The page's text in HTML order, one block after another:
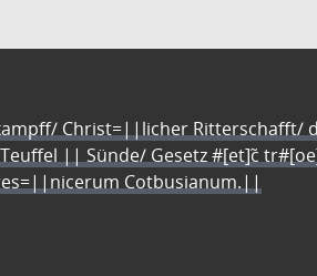
Christ=||licher Ritterschafft/
|| Sünde/ Gesetz #[et]c̃
Cotbusianum.||